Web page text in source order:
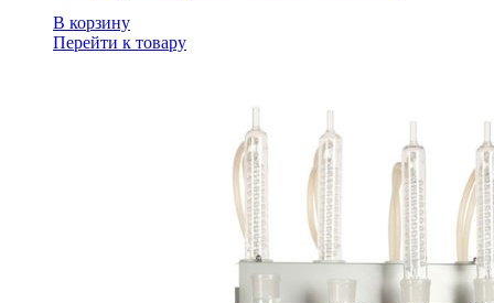
В корзину
Перейти к товару